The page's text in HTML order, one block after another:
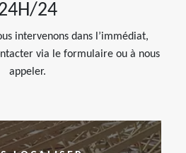
24
intervenons dans l’immédiat,
via le formulaire ou à nous
appeler.